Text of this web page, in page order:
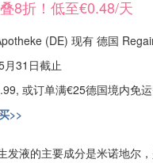
8折！低至€0.48/天
(DE) 现有 德国
月31日截止
或订单满€25德国境内免运
>>
发液的主要成分是米诺地尔